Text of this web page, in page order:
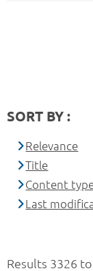
Results 3326
SORT BY :
Relevance
Title
Content
Last